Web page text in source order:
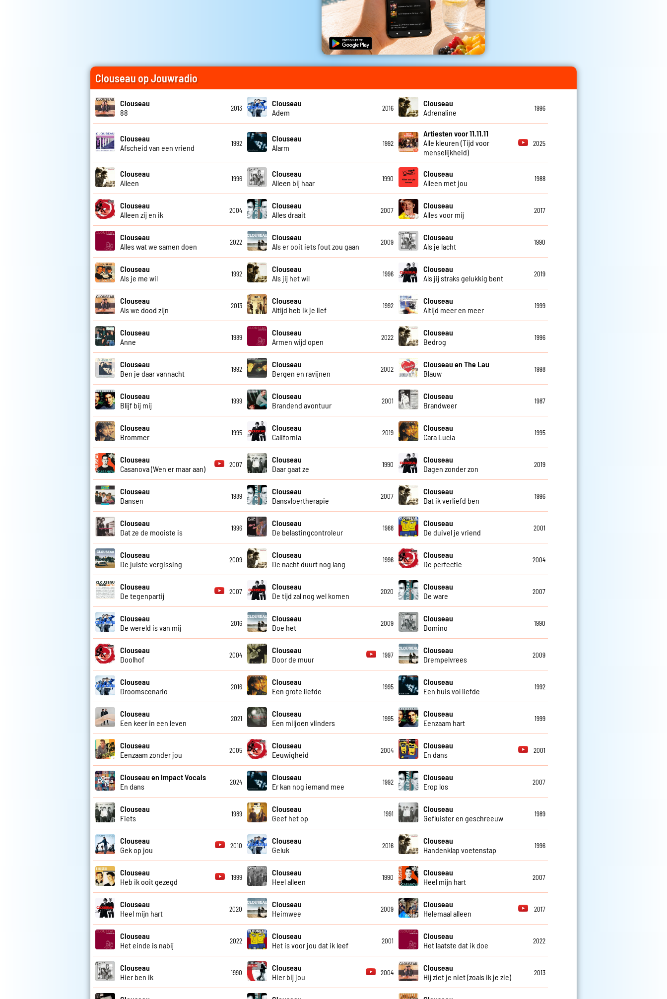
Clouseau op Jouwradio
Clouseau
88
2013
Clouseau
Adem
2016
Clouseau
Adrenaline
1996
Clouseau
Afscheid van een vriend
1992
Clouseau
Alarm
1992
Artiesten voor 11.11.11
Alle kleuren (Tijd voor
menselijkheid)
2025
Clouseau
Alleen
1996
Clouseau
Alleen bij haar
1990
Clouseau
Alleen met jou
1988
Clouseau
Alleen zij en ik
2004
Clouseau
Alles draait
2007
Clouseau
Alles voor mij
2017
Clouseau
Alles wat we samen doen
2022
Clouseau
Als er ooit iets fout zou gaan
2009
Clouseau
Als je lacht
1990
Clouseau
Als je me wil
1992
Clouseau
Als jij het wil
1996
Clouseau
Als jij straks gelukkig bent
2019
Clouseau
Als we dood zijn
2013
Clouseau
Altijd heb ik je lief
1992
Clouseau
Altijd meer en meer
1999
Clouseau
Anne
1989
Clouseau
Armen wijd open
2022
Clouseau
Bedrog
1996
Clouseau
Ben je daar vannacht
1992
Clouseau
Bergen en ravijnen
2002
Clouseau en The Lau
Blauw
1998
Clouseau
Blijf bij mij
1999
Clouseau
Brandend avontuur
2001
Clouseau
Brandweer
1987
Clouseau
Brommer
1995
Clouseau
California
2019
Clouseau
Cara Lucia
1995
Clouseau
Casanova (Wen er maar aan)
2007
Clouseau
Daar gaat ze
1990
Clouseau
Dagen zonder zon
2019
Clouseau
Dansen
1989
Clouseau
Dansvloertherapie
2007
Clouseau
Dat ik verliefd ben
1996
Clouseau
Dat ze de mooiste is
1996
Clouseau
De belastingcontroleur
1988
Clouseau
De duivel je vriend
2001
Clouseau
De juiste vergissing
2009
Clouseau
De nacht duurt nog lang
1996
Clouseau
De perfectie
2004
Clouseau
De tegenpartij
2007
Clouseau
De tijd zal nog wel komen
2020
Clouseau
De ware
2007
Clouseau
De wereld is van mij
2016
Clouseau
Doe het
2009
Clouseau
Domino
1990
Clouseau
Doolhof
2004
Clouseau
Door de muur
1997
Clouseau
Drempelvrees
2009
Clouseau
Droomscenario
2016
Clouseau
Een grote liefde
1995
Clouseau
Een huis vol liefde
1992
Clouseau
Een keer in een leven
2021
Clouseau
Een miljoen vlinders
1995
Clouseau
Eenzaam hart
1999
Clouseau
Eenzaam zonder jou
2005
Clouseau
Eeuwigheid
2004
Clouseau
En dans
2001
Clouseau en Impact Vocals
En dans
2024
Clouseau
Er kan nog iemand mee
1992
Clouseau
Erop los
2007
Clouseau
Fiets
1989
Clouseau
Geef het op
1991
Clouseau
Gefluister en geschreeuw
1989
Clouseau
Gek op jou
2010
Clouseau
Geluk
2016
Clouseau
Handenklap voetenstap
1996
Clouseau
Heb ik ooit gezegd
1999
Clouseau
Heel alleen
1990
Clouseau
Heel mijn hart
2007
Clouseau
Heel mijn hart
2020
Clouseau
Heimwee
2009
Clouseau
Helemaal alleen
2017
Clouseau
Het einde is nabij
2022
Clouseau
Het is voor jou dat ik leef
2001
Clouseau
Het laatste dat ik doe
2022
Clouseau
Hier ben ik
1990
Clouseau
Hier bij jou
2004
Clouseau
Hij ziet je niet (zoals ik je zie)
2013